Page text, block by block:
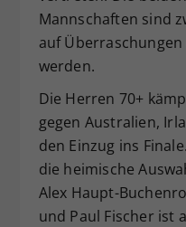
Mannschaften sind
auf
werden.
Die Herren 70+
gegen Australien,
den Einzug ins
die heimische
Alex Haupt-
und Paul Fischer ist
Dieser
hat.